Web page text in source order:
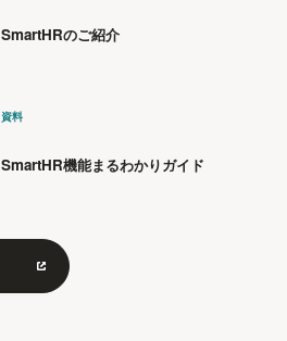
SmartHRのご紹介
資料
SmartHR機能まるわかりガイド